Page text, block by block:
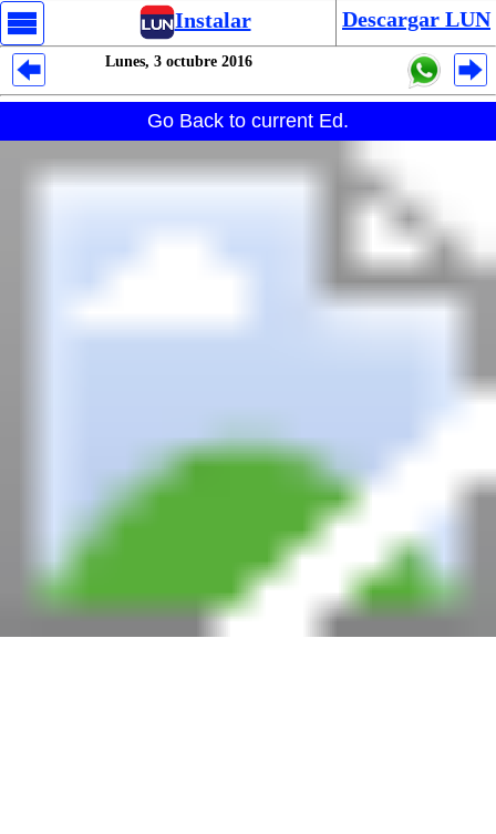
Instalar Descargar LUN
Lunes, 3 octubre 2016
Go Back to current Ed.
Despliegues Analytics
Despliegues Totales
Despliegues por Rubros